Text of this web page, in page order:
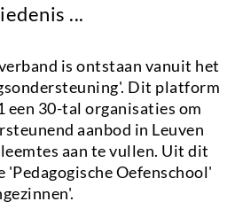
...
is ontstaan vanuit het
Dit platform
een 30-tal organisaties om
aanbod in Leuven
aan te vullen. Uit dit
Oefenschool'